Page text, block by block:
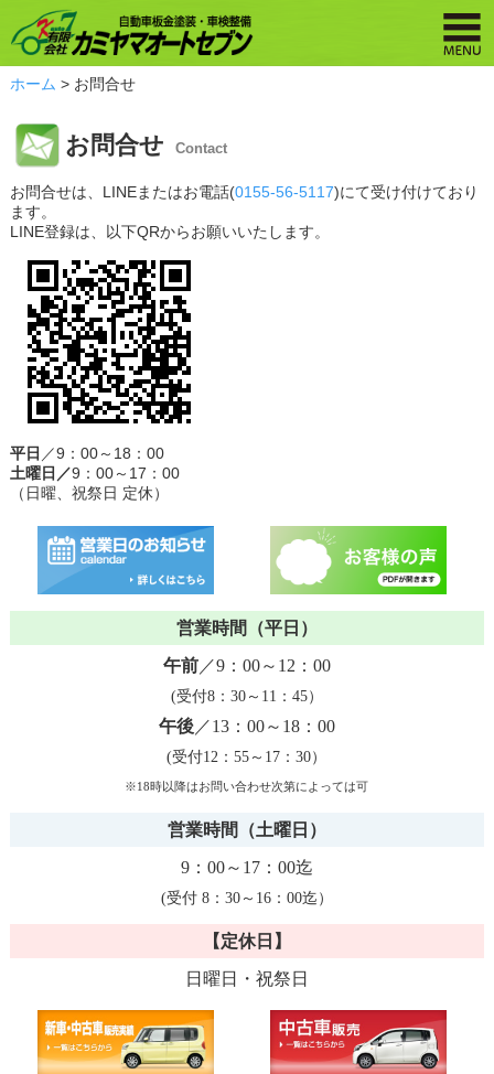
ホーム > お問合せ
お問合せ Contact
お問合せは、LINEまたはお電話(0155-56-5117)にて受け付けており
ます。
LINE登録は、以下QRからお願いいたします。
平日 ／9：00～18：00
土曜日／9：00～17：00
（日曜、祝祭日 定休）
営業時間（平日）
午前／9：00～12：00
(受付8：30～11：45）
午後／13：00～18：00
(受付12：55～17：30）
※18時以降はお問い合わせ次第によっては可
営業時間（土曜日）
9：00～17：00迄
(受付 8：30～16：00迄）
【定休日】
日曜日・祝祭日